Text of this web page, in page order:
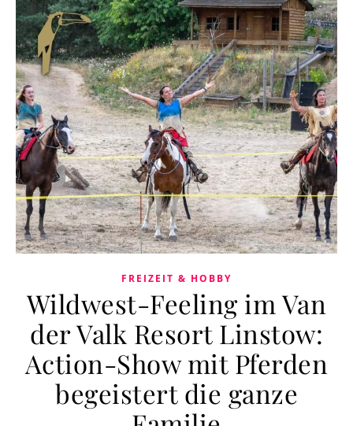
FREIZEIT & HOBBY
Wildwest-Feeling im Van
der Valk Resort Linstow:
Action-Show mit Pferden
begeistert die ganze